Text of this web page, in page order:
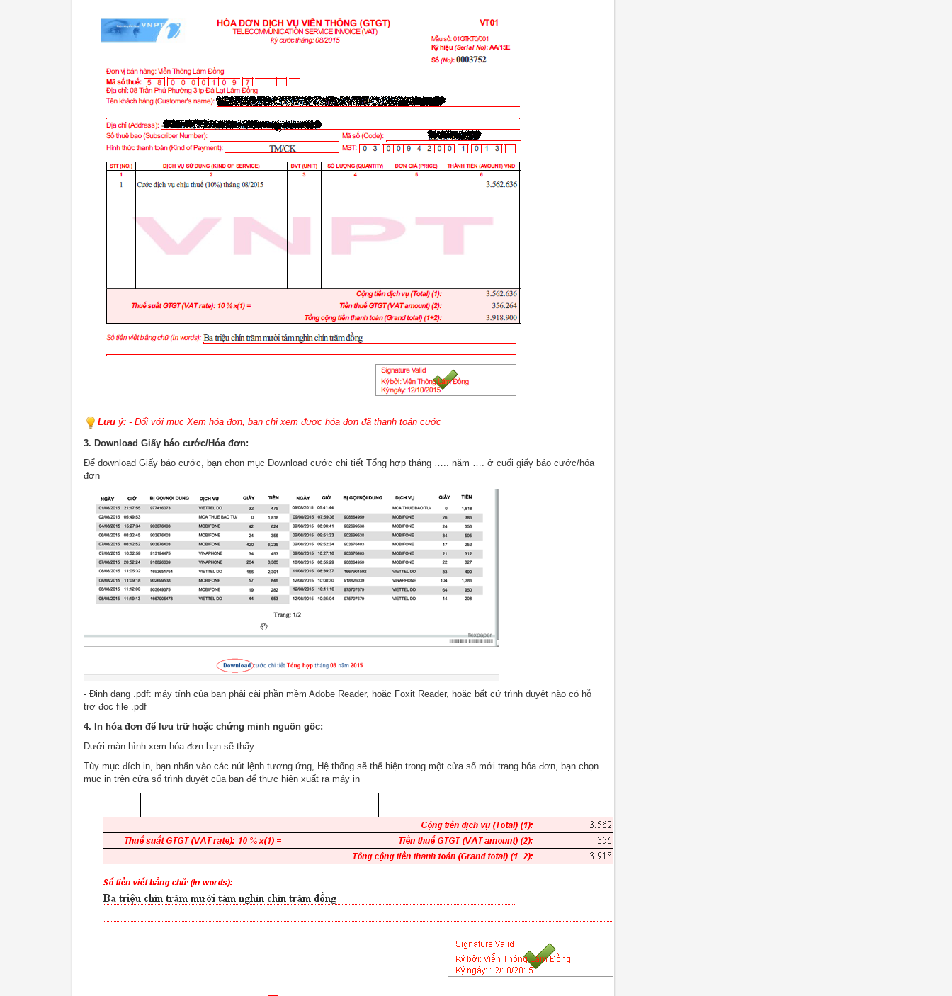
Lưu ý: - Đối với mục Xem hóa đơn, bạn chỉ xem được hóa đơn đã thanh toán cước
3. Download Giấy báo cước/Hóa đơn:
Để download Giấy báo cước, bạn chọn mục Download cước chi tiết Tổng hợp tháng ….. năm …. ở cuối giấy báo cước/hóa
đơn
- Định dạng .pdf: máy tính của bạn phải cài phần mềm Adobe Reader, hoặc Foxit Reader, hoặc bất cứ trình duyệt nào có hỗ
trợ đọc file .pdf
4. In hóa đơn để lưu trữ hoặc chứng minh nguồn gốc:
Dưới màn hình xem hóa đơn bạn sẽ thấy
Tùy mục đích in, bạn nhấn vào các nút lệnh tương ứng, Hệ thống sẽ thể hiện trong một cửa sổ mới trang hóa đơn, bạn chọn
mục in trên cửa sổ trình duyệt của bạn để thực hiện xuất ra máy in